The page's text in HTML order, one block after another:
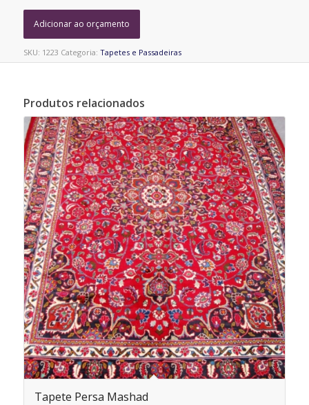
Adicionar ao orçamento
SKU: 1223 Categoria: Tapetes e Passadeiras
Produtos relacionados
Tapete Persa Mashad